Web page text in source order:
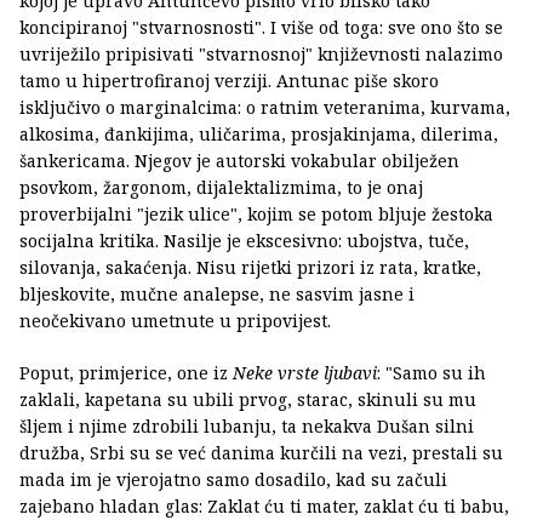
koncipiranoj "stvarnosnosti". I više od toga: sve ono što se
uvriježilo pripisivati "stvarnosnoj" književnosti nalazimo
tamo u hipertrofiranoj verziji. Antunac piše skoro
isključivo o marginalcima: o ratnim veteranima, kurvama,
alkosima, đankijima, uličarima, prosjakinjama, dilerima,
šankericama. Njegov je autorski vokabular obilježen
psovkom, žargonom, dijalektalizmima, to je onaj
proverbijalni "jezik ulice", kojim se potom bljuje žestoka
socijalna kritika. Nasilje je ekscesivno: ubojstva, tuče,
silovanja, sakaćenja. Nisu rijetki prizori iz rata, kratke,
bljeskovite, mučne analepse, ne sasvim jasne i
neočekivano umetnute u pripovijest.
Poput, primjerice, one izNeke vrste ljubavi: "Samo su ih
zaklali, kapetana su ubili prvog, starac, skinuli su mu
šljem i njime zdrobili lubanju, ta nekakva Dušan silni
družba, Srbi su se već danima kurčili na vezi, prestali su
mada im je vjerojatno samo dosadilo, kad su začuli
zajebano hladan glas: Zaklat ću ti mater, zaklat ću ti babu,